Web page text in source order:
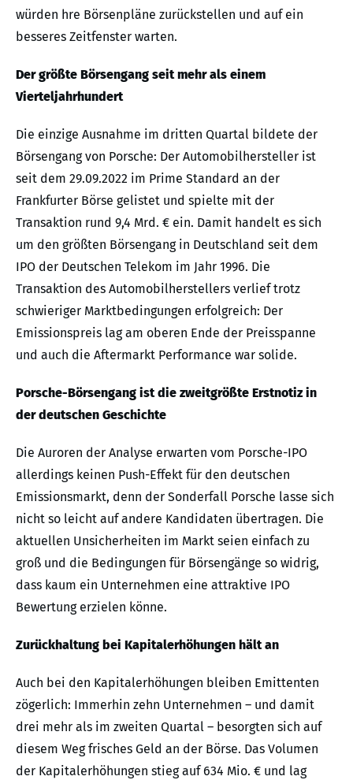
würden hre Börsenpläne zurückstellen und auf ein
besseres Zeitfenster warten.
Der größte Börsengang seit mehr als einem
Vierteljahrhundert
Die einzige Ausnahme im dritten Quartal bildete der
Börsengang von Porsche: Der Automobilhersteller ist
seit dem 29.09.2022 im Prime Standard an der
Frankfurter Börse gelistet und spielte mit der
Transaktion rund 9,4 Mrd. € ein. Damit handelt es sich
um den größten Börsengang in Deutschland seit dem
IPO der Deutschen Telekom im Jahr 1996. Die
Transaktion des Automobilherstellers verlief trotz
schwieriger Marktbedingungen erfolgreich: Der
Emissionspreis lag am oberen Ende der Preisspanne
und auch die Aftermarkt Performance war solide.
Porsche-Börsengang ist die zweitgrößte Erstnotiz in
der deutschen Geschichte
Die Auroren der Analyse erwarten vom Porsche-IPO
allerdings keinen Push-Effekt für den deutschen
Emissionsmarkt, denn der Sonderfall Porsche lasse sich
nicht so leicht auf andere Kandidaten übertragen. Die
aktuellen Unsicherheiten im Markt seien einfach zu
groß und die Bedingungen für Börsengänge so widrig,
dass kaum ein Unternehmen eine attraktive IPO
Bewertung erzielen könne.
Zurückhaltung bei Kapitalerhöhungen hält an
Auch bei den Kapitalerhöhungen bleiben Emittenten
zögerlich: Immerhin zehn Unternehmen – und damit
drei mehr als im zweiten Quartal – besorgten sich auf
diesem Weg frisches Geld an der Börse. Das Volumen
der Kapitalerhöhungen stieg auf 634 Mio. € und lag